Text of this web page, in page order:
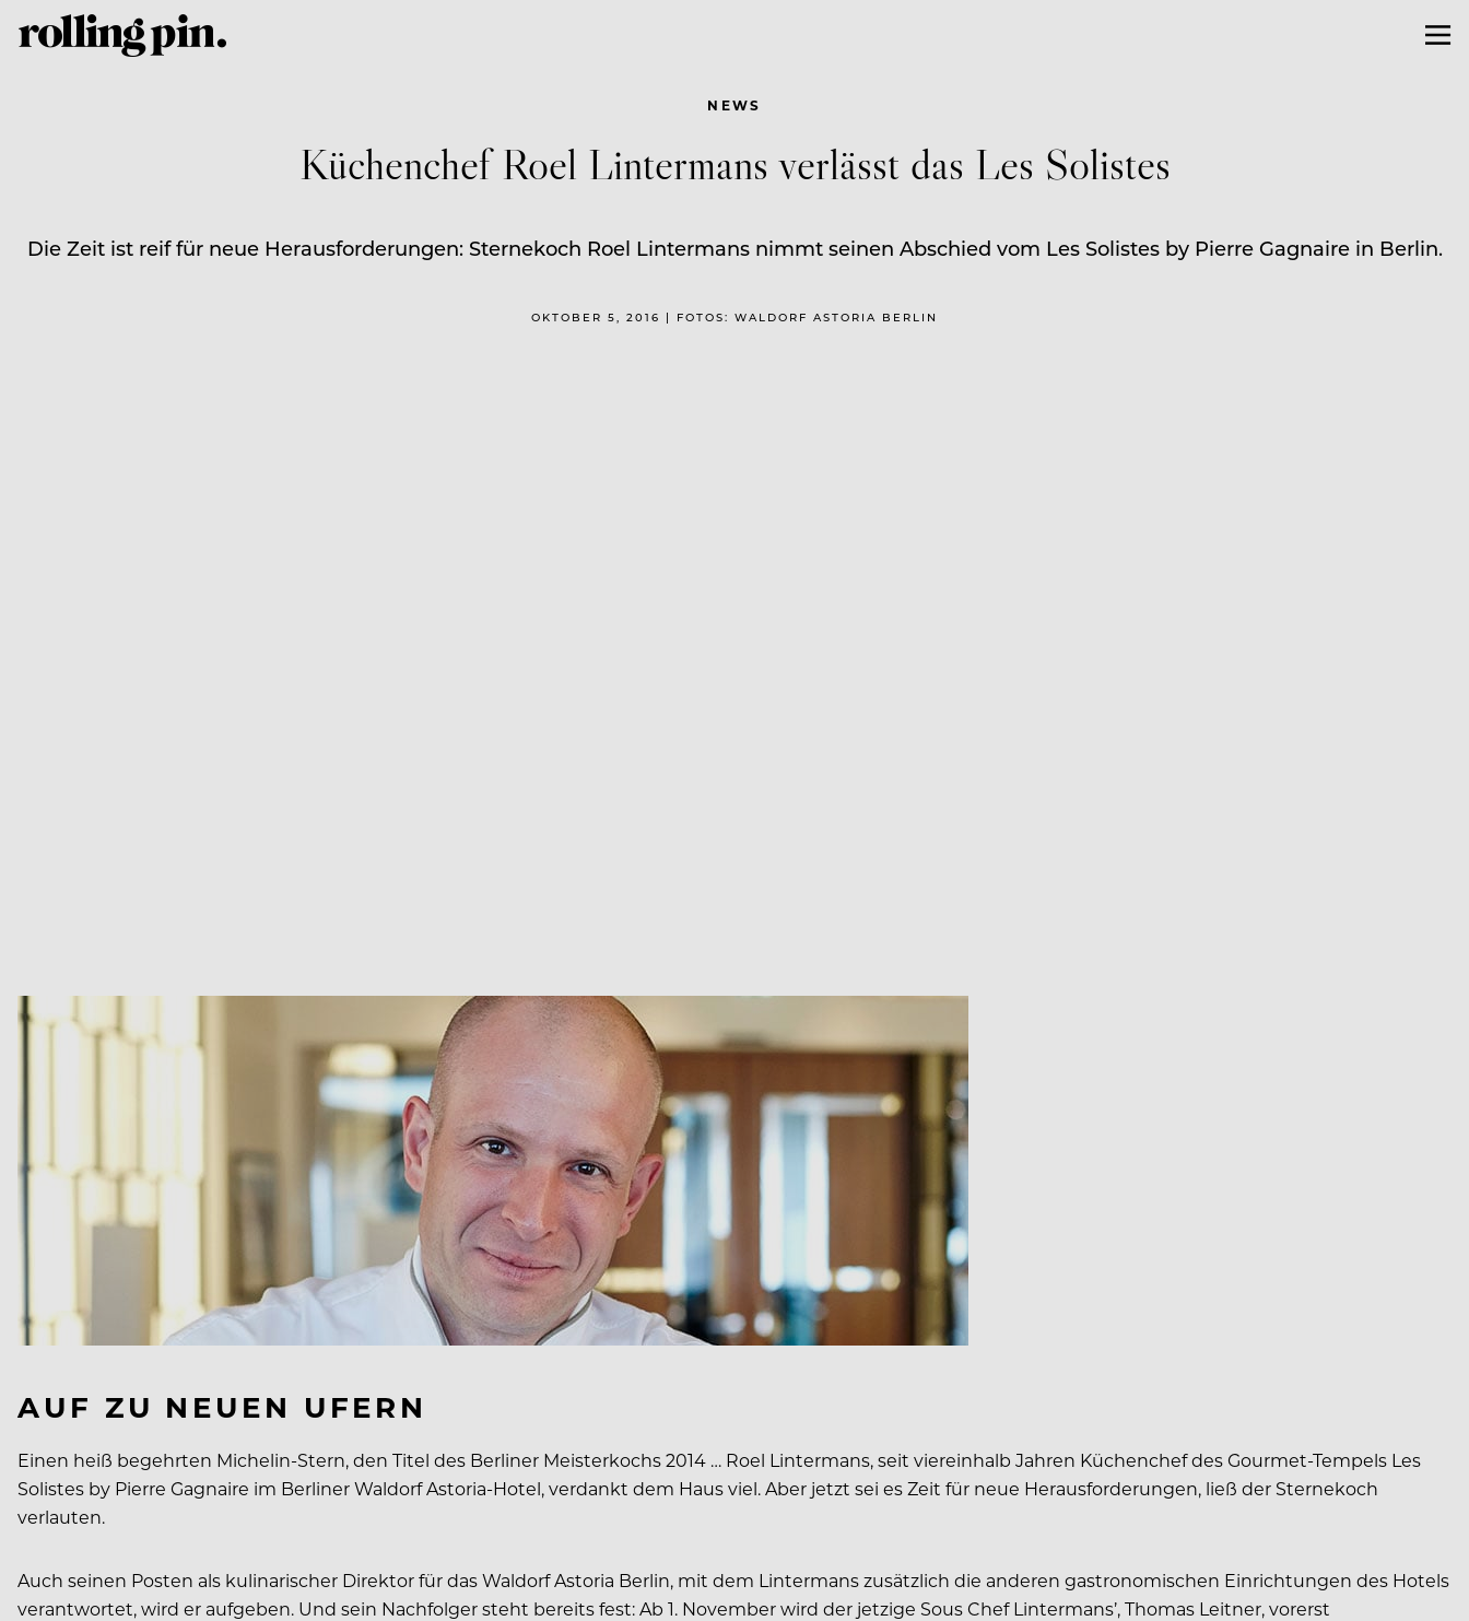
NEWS
Küchenchef Roel Lintermans verlässt das Les Solistes
Die Zeit ist reif für neue Herausforderungen: Sternekoch Roel Lintermans nimmt seinen Abschied vom Les Solistes by Pierre Gagnaire in Berlin.
OKTOBER 5, 2016 | FOTOS: WALDORF ASTORIA BERLIN
AUF ZU NEUEN UFERN
Einen heiß begehrten Michelin-Stern, den Titel des Berliner Meisterkochs 2014 … Roel Lintermans, seit viereinhalb Jahren Küchenchef des Gourmet-Tempels Les
Solistes by Pierre Gagnaire im Berliner Waldorf Astoria-Hotel, verdankt dem Haus viel. Aber jetzt sei es Zeit für neue Herausforderungen, ließ der Sternekoch
verlauten.
Auch seinen Posten als kulinarischer Direktor für das Waldorf Astoria Berlin, mit dem Lintermans zusätzlich die anderen gastronomischen Einrichtungen des Hotels
verantwortet, wird er aufgeben. Und sein Nachfolger steht bereits fest: Ab 1. November wird der jetzige Sous Chef Lintermans’, Thomas Leitner, vorerst